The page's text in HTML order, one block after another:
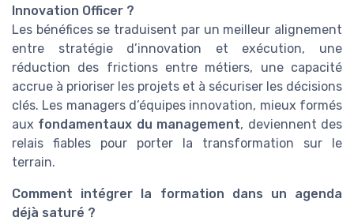
Innovation Officer ?
Les bénéfices se traduisent par un meilleur alignement
entre stratégie d’innovation et exécution, une
réduction des frictions entre métiers, une capacité
accrue à prioriser les projets et à sécuriser les décisions
clés. Les managers d’équipes innovation, mieux formés
aux fondamentaux du management, deviennent des
relais fiables pour porter la transformation sur le
terrain.
Comment intégrer la formation dans un agenda
déjà saturé ?